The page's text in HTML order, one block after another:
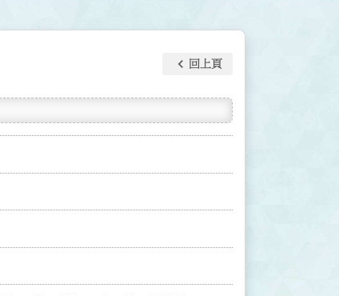
keyboard_arrow_left 回上頁